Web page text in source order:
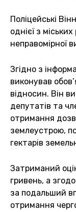
Поліцейські
однієї з
неправомірної
Згідно з
виконував
відносин. Він
депутатів та
отримання
землеустрою,
гектарів
Затриманий
гривень, а
за подальший
отримання